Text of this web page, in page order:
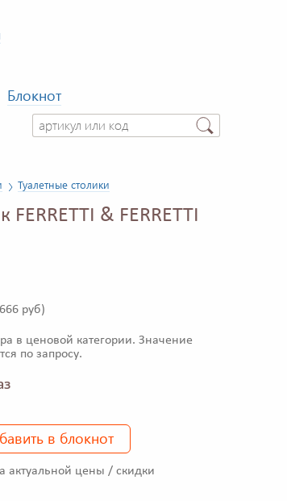
Блокнот
Туалетные столики
& FERRETTI
руб)
в ценовой категории. Значение
по запросу.
в блокнот
актуальной цены / скидки